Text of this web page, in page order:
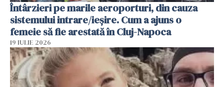
Întârzieri pe marile aeroporturi, din cauza
sistemului intrare/ieșire. Cum a ajuns o
femeie să fie arestată în Cluj-Napoca
19 IULIE 2026